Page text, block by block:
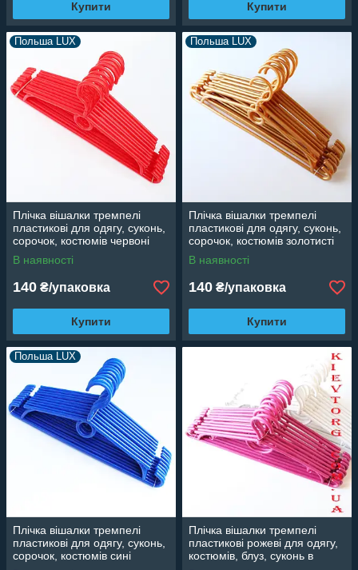
Купити Купити
Польша LUX
Плічка вішалки тремпелі
пластикові для одягу, суконь,
сорочок, костюмів червоні
(Польща), 40 см, 10 шт
В наявності
140 ₴/упаковка
Купити
Польша LUX
Плічка вішалки тремпелі
пластикові для одягу, суконь,
сорочок, костюмів золотисті
(Польща), 40 см, 10 шт
В наявності
140 ₴/упаковка
Купити
Польша LUX
Плічка вішалки тремпелі
пластикові для одягу, суконь,
сорочок, костюмів сині
Плічка вішалки тремпелі
пластикові рожеві для одягу,
костюмів, блуз, суконь в